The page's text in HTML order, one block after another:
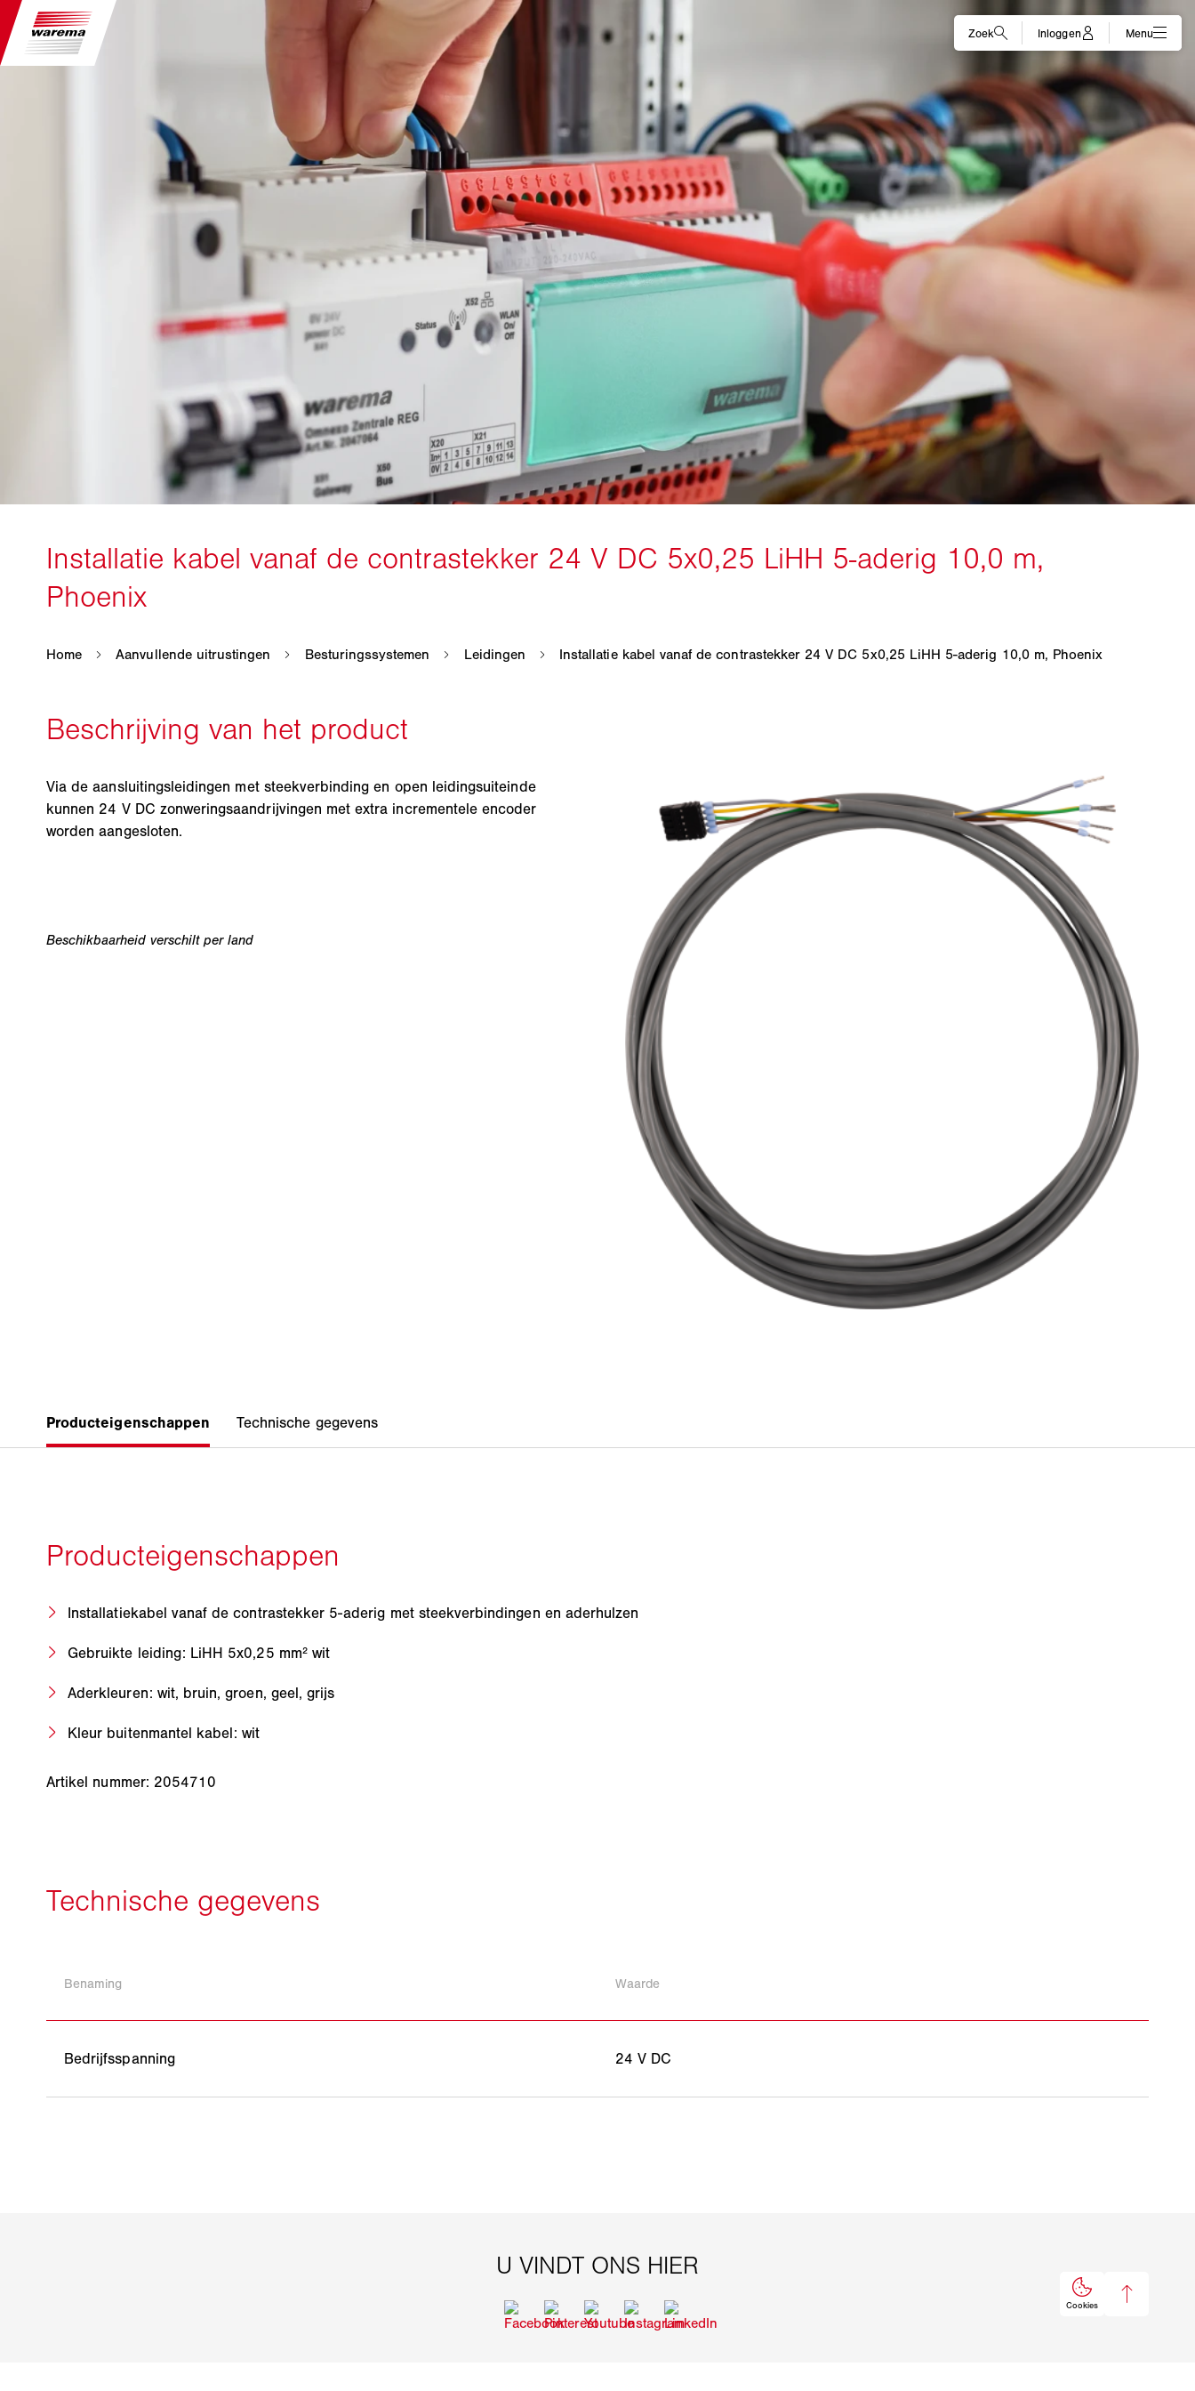
Via de aansluitingsleidingen met steekverbinding en open leidingsuiteinde
kunnen 24 V DC zonweringsaandrijvingen met extra incrementele encoder
worden aangesloten.
Installatiekabel vanaf de contrastekker 5-aderig met steekverbindingen en aderhulzen
Gebruikte leiding: LiHH 5x0,25 mm² wit
Aderkleuren: wit, bruin, groen, geel, grijs
Kleur buitenmantel kabel: wit
Artikel nummer: 2054710
Benaming Waarde
Bedrijfsspanning 24 V DC